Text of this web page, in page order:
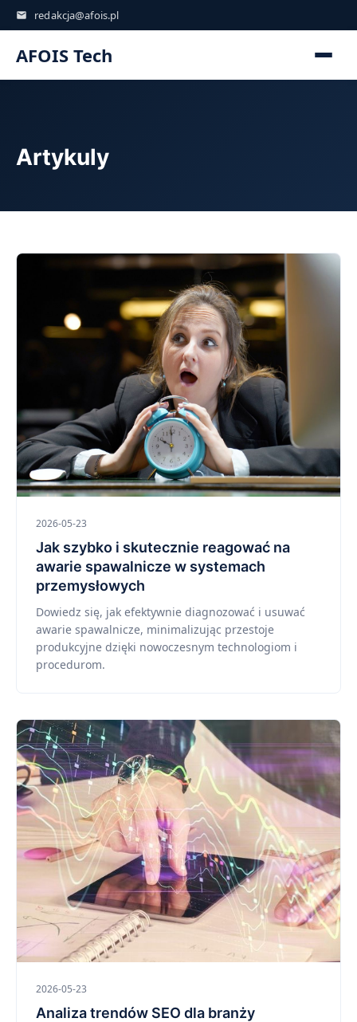
redakcja@afois.pl
AFOIS Tech
Artykuly
2026-05-23
Jak szybko i skutecznie reagować na
awarie spawalnicze w systemach
przemysłowych
Dowiedz się, jak efektywnie diagnozować i usuwać
awarie spawalnicze, minimalizując przestoje
produkcyjne dzięki nowoczesnym technologiom i
procedurom.
2026-05-23
Analiza trendów SEO dla branży